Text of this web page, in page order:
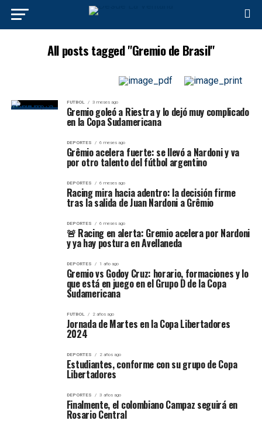
All posts tagged "Gremio de Brasil"
FUTBOL 3 meses ago
Gremio goleó a Riestra y lo dejó muy complicado
en la Copa Sudamericana
DEPORTES 6 meses ago
Grêmio acelera fuerte: se llevó a Nardoni y va
por otro talento del fútbol argentino
DEPORTES 6 meses ago
Racing mira hacia adentro: la decisión firme
tras la salida de Juan Nardoni a Grêmio
DEPORTES 6 meses ago
🚨 Racing en alerta: Gremio acelera por Nardoni
y ya hay postura en Avellaneda
DEPORTES 1 año ago
Gremio vs Godoy Cruz: horario, formaciones y lo
que está en juego en el Grupo D de la Copa
Sudamericana
FUTBOL 2 años ago
Jornada de Martes en la Copa Libertadores
2024
DEPORTES 2 años ago
Estudiantes, conforme con su grupo de Copa
Libertadores
DEPORTES 3 años ago
Finalmente, el colombiano Campaz seguirá en
Rosario Central